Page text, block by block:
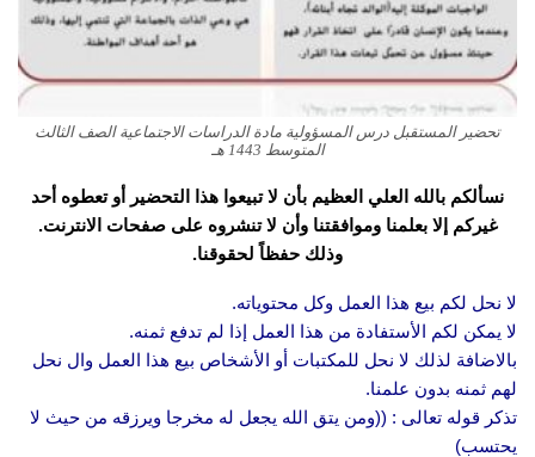
تحضير المستقبل درس المسؤولية مادة الدراسات الاجتماعية الصف الثالث
المتوسط 1443 هـ
نسألكم بالله العلي العظيم بأن لا تبيعوا هذا التحضير أو تعطوه أحد
غيركم إلا بعلمنا وموافقتنا وأن لا تنشروه على صفحات الانترنت.
وذلك حفظاً لحقوقنا.
لا نحل لكم بيع هذا العمل وكل محتوياته.
لا يمكن لكم الأستفادة من هذا العمل إذا لم تدفع ثمنه.
بالاضافة لذلك لا نحل للمكتبات أو الأشخاص بيع هذا العمل وال نحل
لهم ثمنه بدون علمنا.
تذكر قوله تعالى : ((ومن يتق الله يجعل له مخرجا ويرزقه من حيث لا
يحتسب)